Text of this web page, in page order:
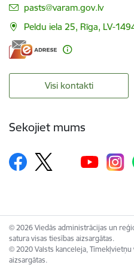
E-pasts:
pasts@varam.gov.lv
Peldu iela 25, Rīga, LV-
Visi kontakti
Sekojiet mums
© 2026 Viedās administrācijas un
satura visas tiesības aizsargātas.
© 2020 Valsts kanceleja,
aizsargātas.